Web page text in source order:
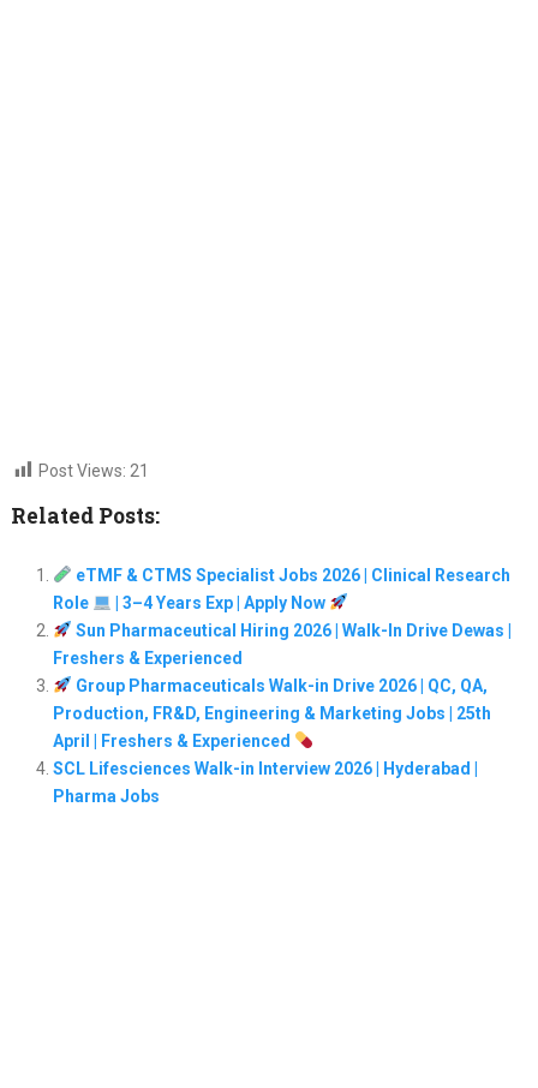
Post Views: 21
Related Posts:
eTMF & CTMS Specialist Jobs 2026 | Clinical Research
Role
| 3–4 Years Exp | Apply Now
Sun Pharmaceutical Hiring 2026 | Walk-In Drive Dewas |
Freshers & Experienced
Group Pharmaceuticals Walk-in Drive 2026 | QC, QA,
Production, FR&D, Engineering & Marketing Jobs | 25th
April | Freshers & Experienced
SCL Lifesciences Walk-in Interview 2026 | Hyderabad |
Pharma Jobs